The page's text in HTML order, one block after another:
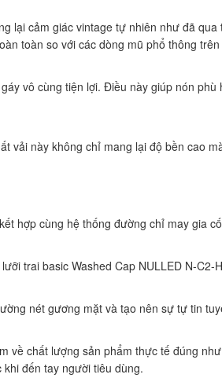
lại cảm giác vintage tự nhiên như đã
toàn so với các dòng mũ phổ thông
vô cùng tiện lợi. Điều này giúp nón
này không chỉ mang lại độ bền cao
hợp cùng hệ thống đường chỉ may gia
trai basic Washed Cap NULLED N-
nét gương mặt và tạo nên sự tự tin
về chất lượng sản phẩm thực tế đúng
đến tay người tiêu dùng.